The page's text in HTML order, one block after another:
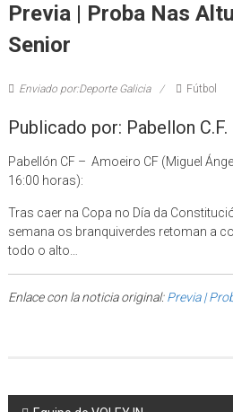
Previa | Proba Nas
Senior
Enviado por:Deporte Galicia Fútbol
Publicado por: Pabellon C.F.
Pabellón CF – Amoeiro CF (Miguel
16:00 horas):
Tras caer na Copa no Día da
semana os branquiverdes retoman a
todo o alto…
Enlace con la noticia original:Previa |